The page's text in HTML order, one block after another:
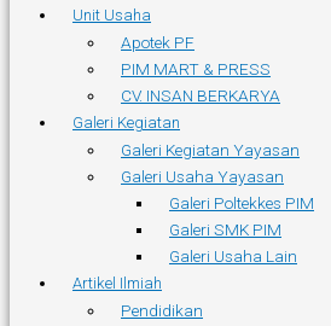
Unit Usaha
Apotek PF
PIM MART & PRESS
CV. INSAN BERKARYA
Galeri Kegiatan
Galeri Kegiatan Yayasan
Galeri Usaha Yayasan
Galeri Poltekkes PIM
Galeri SMK PIM
Galeri Usaha Lain
Artikel Ilmiah
Pendidikan